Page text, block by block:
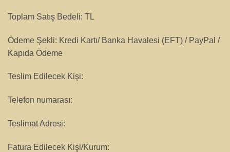
Toplam Satış Bedeli: TL
Ödeme Şekli: Kredi Kartı/ Banka Havalesi (EFT) / PayPal /
Kapıda Ödeme
Teslim Edilecek Kişi:
Telefon numarası:
Teslimat Adresi:
Fatura Edilecek Kişi/Kurum: